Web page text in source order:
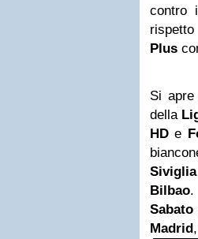
contro
Plus
Si
della
HD e
Siviglia
Bilbao.
Sabato
Madrid